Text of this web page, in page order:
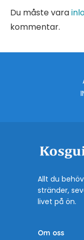
Du måste vara
kommentar.
Allt du
stränder,
livet på ön.
Om oss